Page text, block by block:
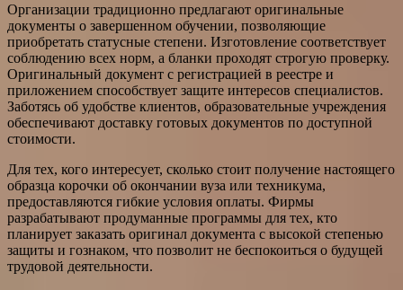
Организации традиционно предлагают оригинальные
документы о завершенном обучении, позволяющие
приобретать статусные степени. Изготовление соответствует
соблюдению всех норм, а бланки проходят строгую проверку.
Оригинальный документ с регистрацией в реестре и
приложением способствует защите интересов специалистов.
Заботясь об удобстве клиентов, образовательные учреждения
обеспечивают доставку готовых документов по доступной
стоимости.
Для тех, кого интересует, сколько стоит получение настоящего
образца корочки об окончании вуза или техникума,
предоставляются гибкие условия оплаты. Фирмы
разрабатывают продуманные программы для тех, кто
планирует заказать оригинал документа с высокой степенью
защиты и гознаком, что позволит не беспокоиться о будущей
трудовой деятельности.